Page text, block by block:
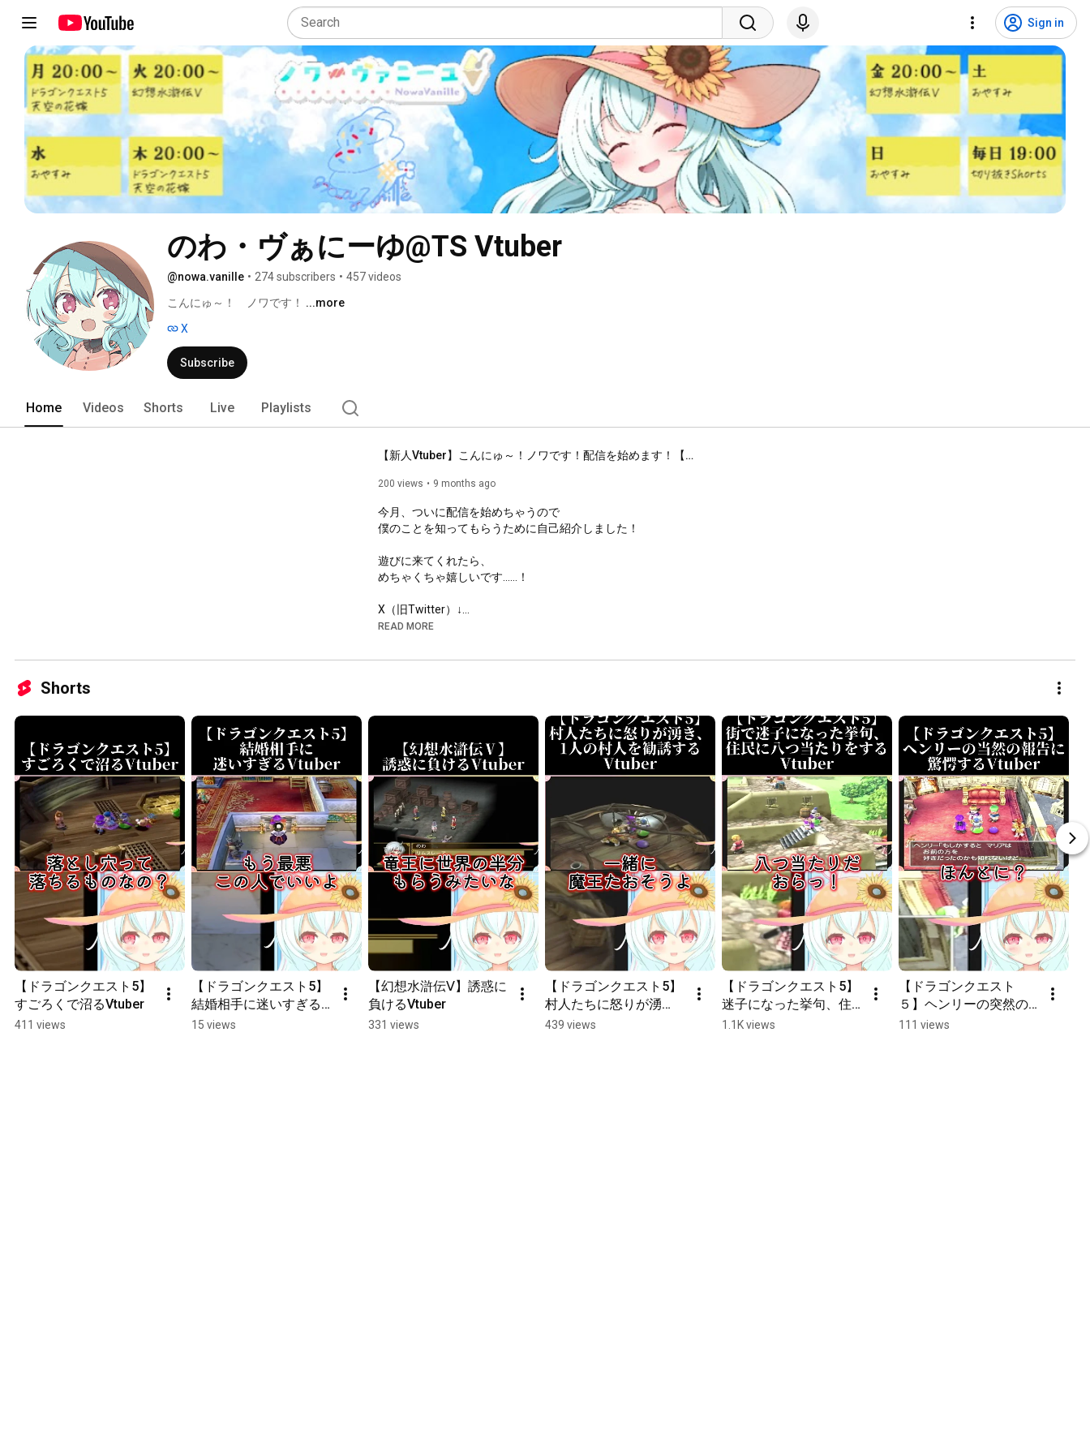
Sign in
のわ・ヴぁにーゆ@TS Vtuber
@nowa.vanille • 274 subscribers • 457 videos
こんにゅ～！　ノワです！ ...more
X
Subscribe
Home Videos Shorts Live Playlists
【新人Vtuber】こんにゅ～！ノワです！配信を始めます！【自己紹介】
200 views 9 months ago
今月、ついに配信を始めちゃうので
僕のことを知ってもらうために自己紹介しました！
遊びに来てくれたら、
めちゃくちゃ嬉しいです……！
X（旧Twitter）↓
【 https://twitter.com/nowa_TS_vanille
お借りしたBGM↓
【卯紗美りりか 様】
#vtuber#新人Vtuber
READ MORE
Shorts
【ドラゴンクエスト5】
すごろくで沼るVtuber
411 views
【ドラゴンクエスト5】
結婚相手に迷いすぎる
Vtuber
15 views
【幻想水滸伝Ⅴ】誘惑に
負けるVtuber
331 views
【ドラゴンクエスト5】
村人たちに怒りが湧
き、1人の村人を勧誘す
439 views
【ドラゴンクエスト5】
迷子になった挙句、住
民に八つ当たりをする
1.1K views
【ドラゴンクエスト
５】ヘンリーの突然の
報告に驚愕するVtuber
111 views